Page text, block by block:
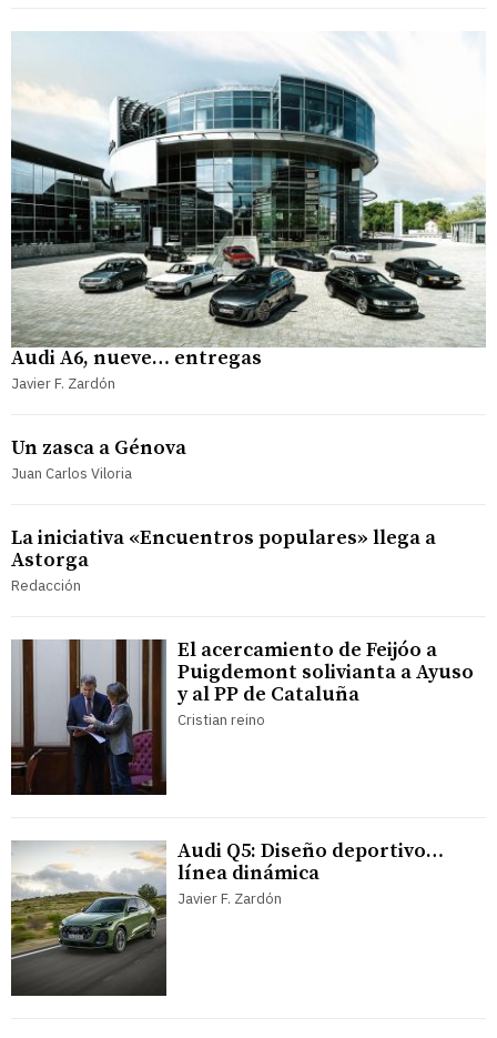
Audi A6, nueve… entregas
Javier F. Zardón
Un zasca a Génova
Juan Carlos Viloria
La iniciativa «Encuentros populares» llega a
Astorga
Redacción
El acercamiento de Feijóo a
Puigdemont solivianta a Ayuso
y al PP de Cataluña
Cristian reino
Audi Q5: Diseño deportivo…
línea dinámica
Javier F. Zardón